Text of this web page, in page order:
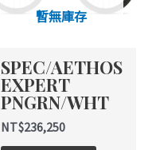
暫無庫存
SPEC/AETHOS
EXPERT
PNGRN/WHT
NT$236,250